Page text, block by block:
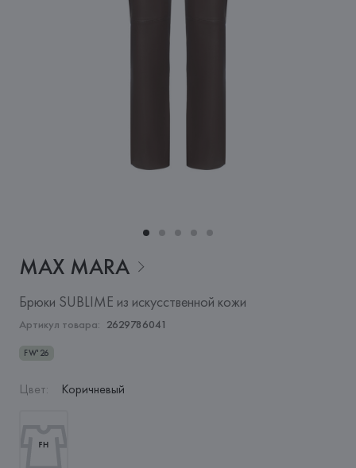
MAX MARA
Брюки SUBLIME из искусственной кожи
Артикул товара: 2629786041
FW'26
Цвет: Коричневый